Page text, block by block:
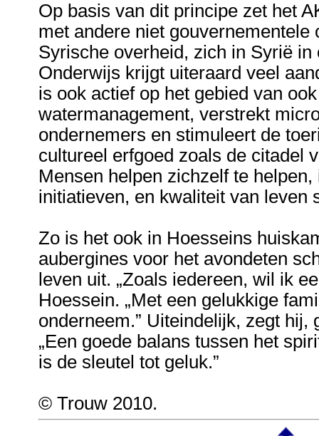
Op basis van dit principe zet het
met andere niet gouvernementele
Syrische overheid, zich in Syrië in
Onderwijs krijgt uiteraard veel
is ook actief op het gebied van
watermanagement, verstrekt
ondernemers en stimuleert de
cultureel erfgoed zoals de citadel
Mensen helpen zichzelf te
initiatieven, en kwaliteit van leven
Zo is het ook in Hoesseins
aubergines voor het avondeten
leven uit. „Zoals iedereen, wil ik
Hoessein. „Met een gelukkige
onderneem.” Uiteindelijk, zegt hij,
„Een goede balans tussen het
is de sleutel tot geluk.”
© Trouw 2010.